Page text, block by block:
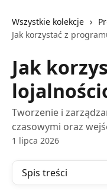
Wszystkie kolekcje
Jak korzystać z
Jak
Tworzenie i
czasowymi oraz
1 lipca 2026
Spis treści